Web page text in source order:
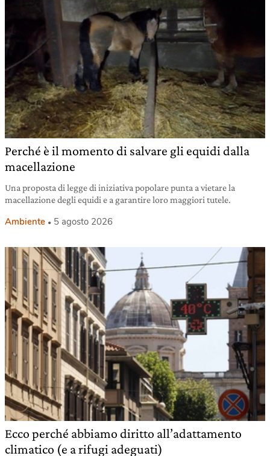
Perché è il momento di salvare gli equidi dalla
macellazione
Una proposta di legge di iniziativa popolare punta a vietare la
macellazione degli equidi e a garantire loro maggiori tutele.
Ambiente 5 agosto 2026
Ecco perché abbiamo diritto all’adattamento
climatico (e a rifugi adeguati)